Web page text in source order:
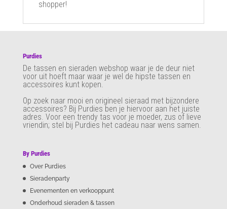
shopper!
Purdies
De tassen en sieraden webshop waar je de deur niet
voor uit hoeft maar waar je wel de hipste tassen en
accessoires kunt kopen.
Op zoek naar mooi en origineel sieraad met bijzondere
accessoires? Bij Purdies ben je hiervoor aan het juiste
adres. Voor een trendy tas voor je moeder, zus of lieve
vriendin; stel bij Purdies het cadeau naar wens samen.
By Purdies
Over Purdies
Sieradenparty
Evenementen en verkooppunt
Onderhoud sieraden & tassen